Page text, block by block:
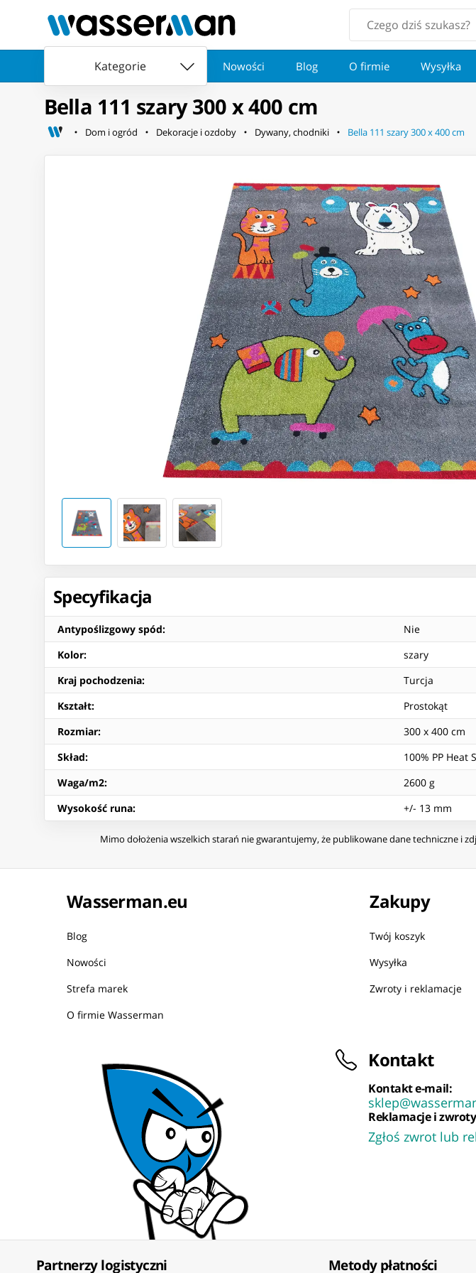
Kategorie Nowości Blog O firmie Wysyłka
Bella 111 szary 300 x 400 cm
Dom i ogród Dekoracje i ozdoby Dywany, chodniki Bella 111 szary 300 x 400 cm
Specyfikacja
Antypoślizgowy spód:
Nie
Kolor:
szary
Kraj pochodzenia:
Turcja
Kształt:
Prostokąt
Rozmiar:
300 x 400 cm
Skład:
100% PP Heat
Waga/m2:
2600 g
Wysokość runa: +/- 13 mm
Mimo dołożenia wszelkich starań nie gwarantujemy, że publikowane dane techniczne i
Wasserman.eu
Blog
Nowości
Strefa marek
O firmie Wasserman
Zakupy
Twój koszyk
Wysyłka
Zwroty i reklamacje
Kontakt
Kontakt e-mail:
Reklamacje i
Zgłoś zwrot lub
Partnerzy logistyczni Metody płatności